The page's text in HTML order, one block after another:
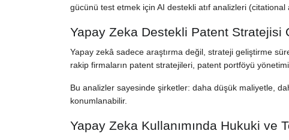
gücünü test etmek için AI destekli atıf analizleri
Yapay Zeka Destekli Patent Stratejisi
Yapay zekâ sadece araştırma değil, strateji geliştirme
rakip firmaların patent stratejileri, patent portföyü
Bu analizler sayesinde şirketler: daha düşük maliyetle,
konumlanabilir.
Yapay Zeka Kullanımında Hukuki ve